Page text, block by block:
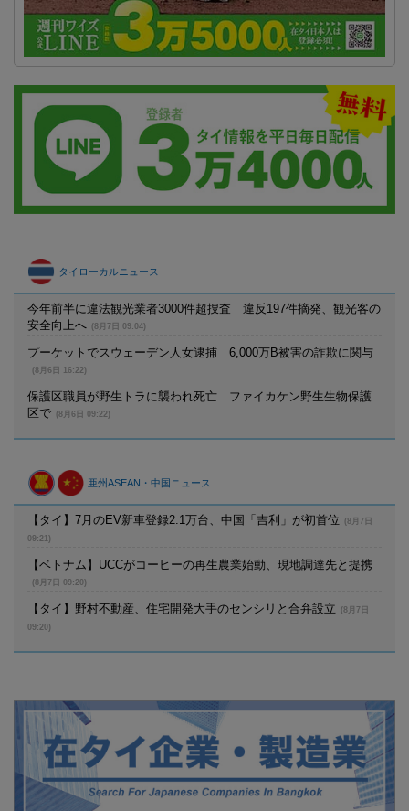
タイローカルニュース
今年前半に違法観光業者3000件超捜査 違反197件摘発、観光客の
安全向上へ
(8月7日 09:04)
プーケットでスウェーデン人女逮捕 6,000万B被害の詐欺に関与
(8月6日 16:22)
保護区職員が野生トラに襲われ死亡 ファイカケン野生生物保護
区で
(8月6日 09:22)
亜州ASEAN・中国ニュース
【タイ】7月のEV新車登録2.1万台、中国「吉利」が初首位
(8月7日
09:21)
【ベトナム】UCCがコーヒーの再生農業始動、現地調達先と提携
(8月7日 09:20)
【タイ】野村不動産、住宅開発大手のセンシリと合弁設立
(8月7日
09:20)